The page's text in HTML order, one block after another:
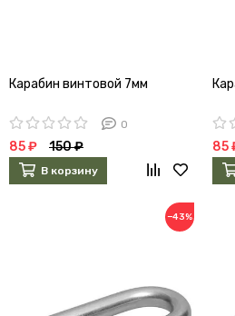
Карабин винтовой 7мм
0
85 ₽ 150 ₽
В корзину
85
−43%